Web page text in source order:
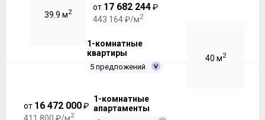
39.9 м2
от 17 682 244₽
443 164 ₽/м2
1-комнатные
квартиры
5 предложений
40 м2
от 16 472 000₽
411 800 ₽/м2
1-комнатные
апартаменты